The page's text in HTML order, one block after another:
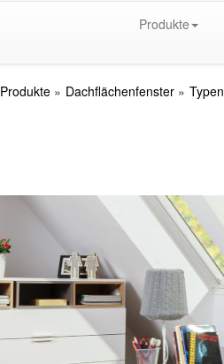
Produkte
Produkte Dachflächenfenster Typen